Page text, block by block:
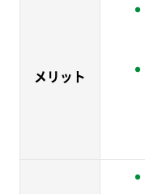
メリット